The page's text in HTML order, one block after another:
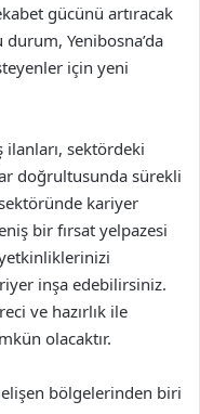
gücünü artıracak
Yenibosna’da
için yeni
ilanları, sektördeki
doğrultusunda sürekli
kariyer
bir fırsat yelpazesi
inşa edebilirsiniz.
ve hazırlık ile
olacaktır.
bölgelerinden biri